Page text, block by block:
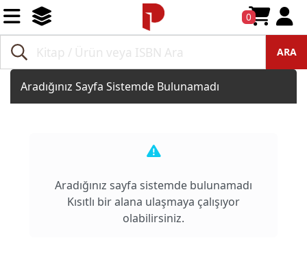
0
ARA
Aradığınız Sayfa Sistemde Bulunamadı
Aradığınız sayfa sistemde bulunamadı
Kısıtlı bir alana ulaşmaya çalışıyor
olabilirsiniz.